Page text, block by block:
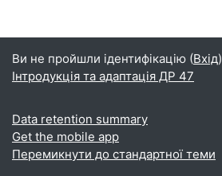
Ви не пройшли ідентифікацію (Вхід)
Інтродукція та адаптація ДР 47
Data retention summary
Get the mobile app
Перемикнути до стандартної теми